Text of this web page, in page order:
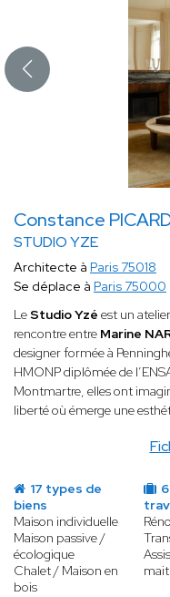
Constance
STUDIO YZE
Architecte à Paris 75018
Se déplace à Paris 75000
LeStudio Yzé est un
rencontre entre Marine
designer formée à
HMONP diplômée de
Montmartre, elles ont
liberté où émerge une
17 types de
biens
Maison individuelle
Maison passive /
écologique
Chalet / Maison en
bois